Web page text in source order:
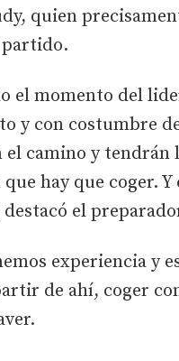
quien
el momento del
y con costumbre
camino y tendrán
hay que coger.
destacó el
experiencia y
de ahí, coger